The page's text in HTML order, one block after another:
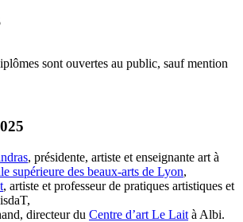
sont ouvertes au public, sauf mention
, présidente, artiste et enseignante art à
supérieure des beaux-arts de Lyon,
, artiste et professeur de pratiques artistiques et
directeur du Centre d’art Le Lait à Albi.